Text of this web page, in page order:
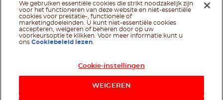
We gebruiken essentiële cookies die strikt noodzakelijk zijn
voor het functioneren van deze website en niet-essentiële
cookies voor prestatie-, functionele of
marketingdoeleinden. U kunt niet-essentiële cookies
accepteren, weigeren of beheren door op uw
voorkeursoptie te klikken. Voor meer informatie kunt u
onsCookiebeleid lezen
Cookie-instellingen
WEIGEREN